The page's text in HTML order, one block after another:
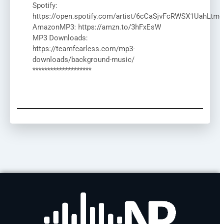
Spotify:
https://open.spotify.com/artist/
AmazonMP3: https://amzn.to/3hFxEsW
MP3 Downloads:
https://teamfearless.com/mp3-
downloads/background-music/
********************